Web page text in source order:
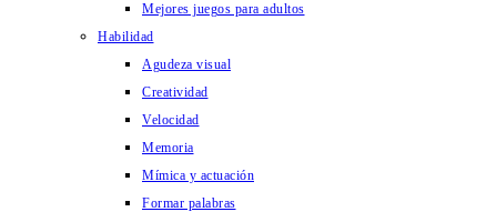
Mejores juegos para adultos
Habilidad
Agudeza visual
Creatividad
Velocidad
Memoria
Mímica y actuación
Formar palabras